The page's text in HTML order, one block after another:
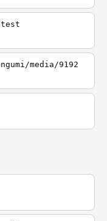
media/9192